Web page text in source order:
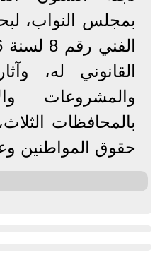
بمجلس النواب،
القانوني له،
والمشروعات
بالمحافظات
حقوق المواطنين